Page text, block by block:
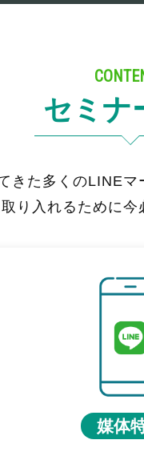
セミナ
きた多くのLINE
り入れるために
媒体